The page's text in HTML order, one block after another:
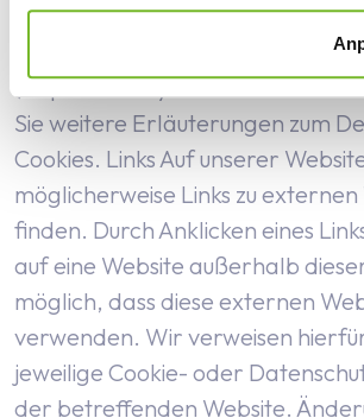
um herauszufinden, wie dies
die Website Your Online Choices
(https://
Sie weitere Erläuterungen zum
Cookies. LinksAuf unserer
möglicherweise Links zu externen
finden. Durch Anklicken eines
auf eine Website außerhalb
möglich, dass diese externen
verwenden. Wir verweisen
jeweilige Cookie- oder
der betreffenden Website.